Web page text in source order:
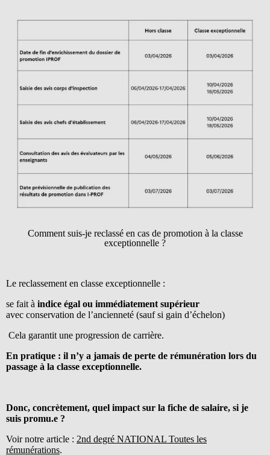
Comment suis-je reclassé en cas de promotion à la classe
exceptionnelle ?
Le reclassement en classe exceptionnelle :
se fait à indice égal ou immédiatement supérieur
avec conservation de l’ancienneté (sauf si gain d’échelon)
Cela garantit une progression de carrière.
En pratique : il n’y a jamais de perte de rémunération lors du
passage à la classe exceptionnelle.
Donc, concrètement, quel impact sur la fiche de salaire, si je
suis promu.e ?
Voir notre article : 2nd degré NATIONAL Toutes les
rémunérations.